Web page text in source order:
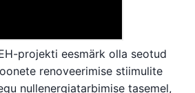
projekti eesmärk olla seotud
renoveerimise stiimulite
nullenergiatarbimise tasemel,